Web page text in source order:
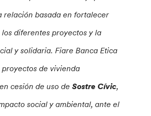
relación basada en fortalecer
diferentes proyectos y la
y solidaria. Fiare Banca Etica
de vivienda
cesión de uso deSostre Cívic,
social y ambiental, ante el